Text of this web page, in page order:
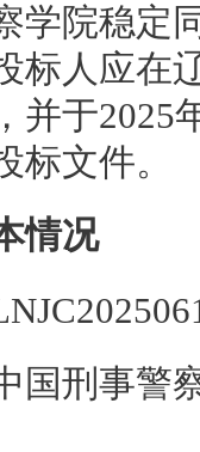
学院稳定
标人应在
并于2025
标文件。
情况
国刑事警